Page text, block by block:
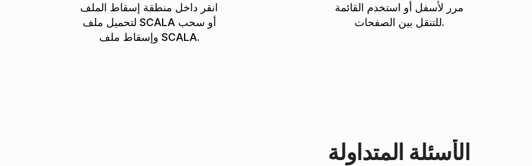
انقر داخل منطقة إسقاط الملف
لتحميل ملف SCALA أو سحب
وإسقاط ملف SCALA.
مرر لأسفل أو استخدم القائمة
للتنقل بين الصفحات.
الأسئلة المتداولة